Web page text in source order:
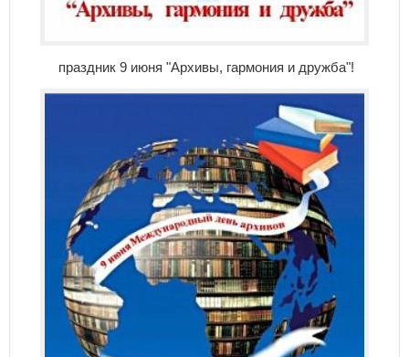
праздник 9 июня "Архивы, гармония и дружба"!